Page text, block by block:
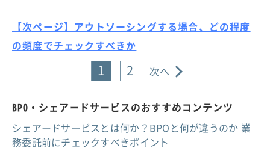
【次ページ】アウトソーシングする場合、どの程度
の頻度でチェックすべきか
1 2 次へ
BPO・シェアードサービスのおすすめコンテンツ
シェアードサービスとは何か？BPOと何が違うのか 業
務委託前にチェックすべきポイント